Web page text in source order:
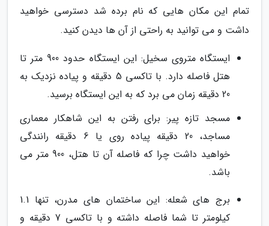
تمام این مکان هایی که نام برده شد دسترسی خواهید
داشت و می توانید به راحتی از آن ها دیدن کنید.
ایستگاه متروی سخیل: این ایستگاه حدود 900 متر تا
هتل فاصله دارد. با تاکسی 5 دقیقه و پیاده نزدیک به
20 دقیقه زمان می برد که به این ایستگاه برسید.
مسجد تازه پیر: برای رفتن به این شاهکار معماری
مساجد، 20 دقیقه پیاده روی یا 6 دقیقه رانندگی
خواهید داشت چرا که فاصله آن تا هتل، 900 متر می
باشد.
برج های شعله: این ساختمان های مدرن، تنها 1.1
کیلومتر تا شما فاصله داشته و با تاکسی 7 دقیقه و